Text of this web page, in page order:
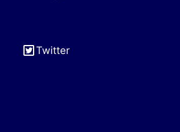
Twitter